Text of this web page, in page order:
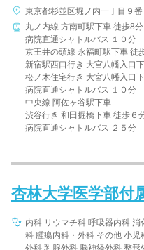
東京都杉並区堀ノ内一丁目９
丸ノ内線 方南町駅下車 徒歩8分
病院直通シャトルバス １０分
京王井の頭線 永福町駅下車 徒
新宿駅西口行き 大宮八幡入口
松ノ木住宅行き 大宮八幡入口
病院直通シャトルバス １０分
中央線 阿佐ヶ谷駅下車
渋谷行き 和田掘橋下車 徒歩６
病院直通シャトルバス ２５分
杏林大学医学部付
内科 リウマチ科 呼吸器内科
科 腫瘍内科・外科 その他 小